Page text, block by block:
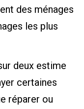
des ménages
les plus
deux estime
certaines
réparer ou